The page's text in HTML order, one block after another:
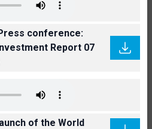
conference:
Report 07
of the World